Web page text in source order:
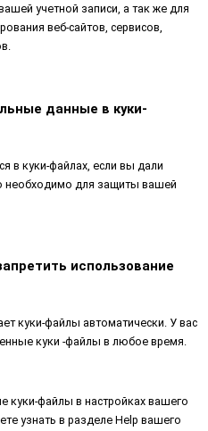
учетной записи, а так же для
веб-сайтов, сервисов,
данные в куки-
в куки-файлах, если вы дали
необходимо для защиты вашей
использование
куки-файлы автоматически. У вас
куки -файлы в любое время.
файлы в настройках вашего
узнать в разделе Help вашего